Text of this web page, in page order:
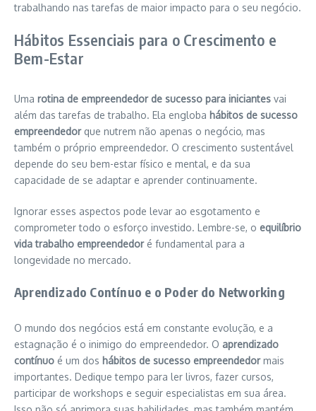
trabalhando nas tarefas de maior impacto para o seu negócio.
Hábitos Essenciais para o Crescimento e
Bem-Estar
Uma rotina de empreendedor de sucesso para iniciantes vai
além das tarefas de trabalho. Ela engloba hábitos de sucesso
empreendedorque nutrem não apenas o negócio, mas
também o próprio empreendedor. O crescimento sustentável
depende do seu bem-estar físico e mental, e da sua
capacidade de se adaptar e aprender continuamente.
Ignorar esses aspectos pode levar ao esgotamento e
comprometer todo o esforço investido. Lembre-se, o equilíbrio
vida trabalho empreendedoré fundamental para a
longevidade no mercado.
Aprendizado Contínuo e o Poder do Networking
O mundo dos negócios está em constante evolução, e a
estagnação é o inimigo do empreendedor. O aprendizado
contínuo é um dos hábitos de sucesso empreendedormais
importantes. Dedique tempo para ler livros, fazer cursos,
participar de workshops e seguir especialistas em sua área.